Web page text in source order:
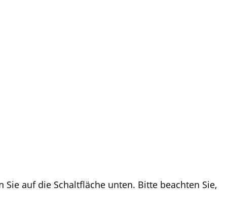
auf die Schaltfläche unten. Bitte beachten Sie,